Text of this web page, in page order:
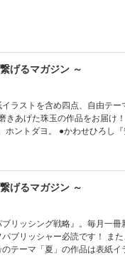
説〉
げるマガジン ～
ラストを含め四点、自由テー
げた珠玉の作品をお届け！ ［テ
ホントダヨ。 ●かわせひろし
明『いじめられっ子の恩讐』
〈小説・連載第２回〉 ファッ
。 制作チーム：
げるマガジン ～
リッシング戦略』。毎月一冊
ャー必読です！ また、今回
テーマ「夏」の作品は表紙イ